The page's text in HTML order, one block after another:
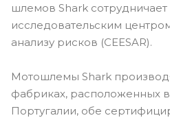
шлемов Shark
исследовательским
анализу рисков (CEESAR).
Мотошлемы Shark
фабриках, расположенных
Португалии, обе